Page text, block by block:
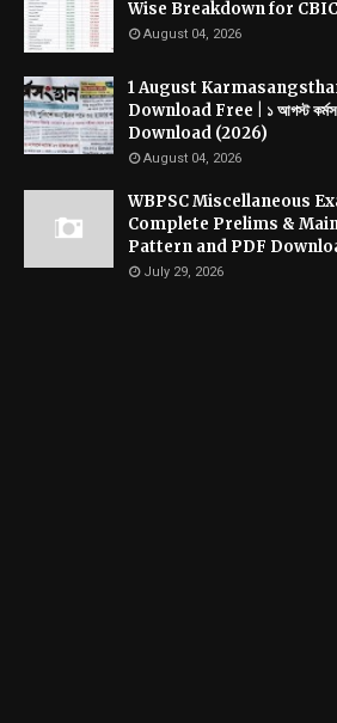
Wise Breakdown for
August 04, 2026
1 August
Download Free | ১ আগস্ট
Download (2026)
August 04, 2026
WBPSC Miscellaneous
Complete Prelims &
Pattern and PDF
July 29, 2026